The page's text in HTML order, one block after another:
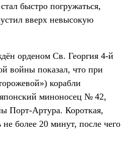
быстро погружаться,
вверх невысокую
орденом Св. Георгия 4-й
войны показал, что при
корабли
японский миноносец № 42,
Порт-Артура. Короткая,
более 20 минут, после чего